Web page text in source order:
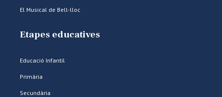
El Musical de Bell-lloc
Etapes educatives
Educació Infantil
Primària
Secundària